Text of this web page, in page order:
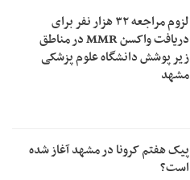
لزوم مراجعه ۳۲ هزار نفر برای
دریافت واکسن MMR در مناطق
زیر پوشش دانشگاه علوم پزشکی
مشهد
پیک هفتم کرونا در مشهد آغاز شده
است؟